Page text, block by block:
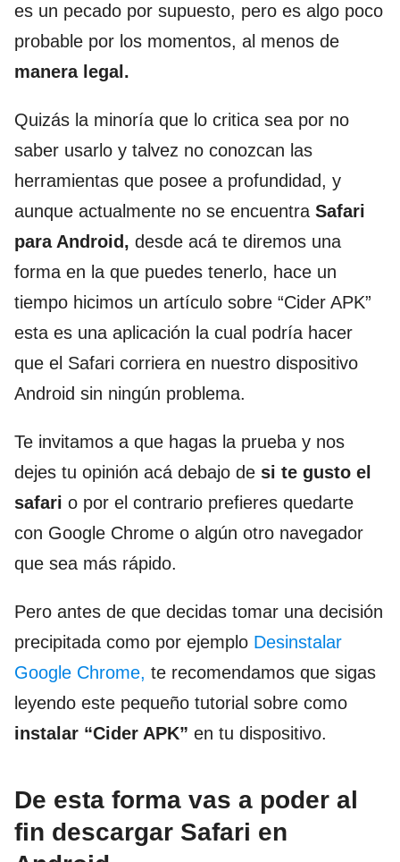
es un pecado por supuesto, pero es algo poco
probable por los momentos, al menos de
manera legal.
Quizás la minoría que lo critica sea por no
saber usarlo y talvez no conozcan las
herramientas que posee a profundidad, y
aunque actualmente no se encuentra Safari
para Android, desde acá te diremos una
forma en la que puedes tenerlo, hace un
tiempo hicimos un artículo sobre “Cider APK”
esta es una aplicación la cual podría hacer
que el Safari corriera en nuestro dispositivo
Android sin ningún problema.
Te invitamos a que hagas la prueba y nos
dejes tu opinión acá debajo de si te gusto el
safari o por el contrario prefieres quedarte
con Google Chrome o algún otro navegador
que sea más rápido.
Pero antes de que decidas tomar una decisión
precipitada como por ejemplo Desinstalar
Google Chrome, te recomendamos que sigas
leyendo este pequeño tutorial sobre como
instalar “Cider APK” en tu dispositivo.
De esta forma vas a poder al
fin descargar Safari en